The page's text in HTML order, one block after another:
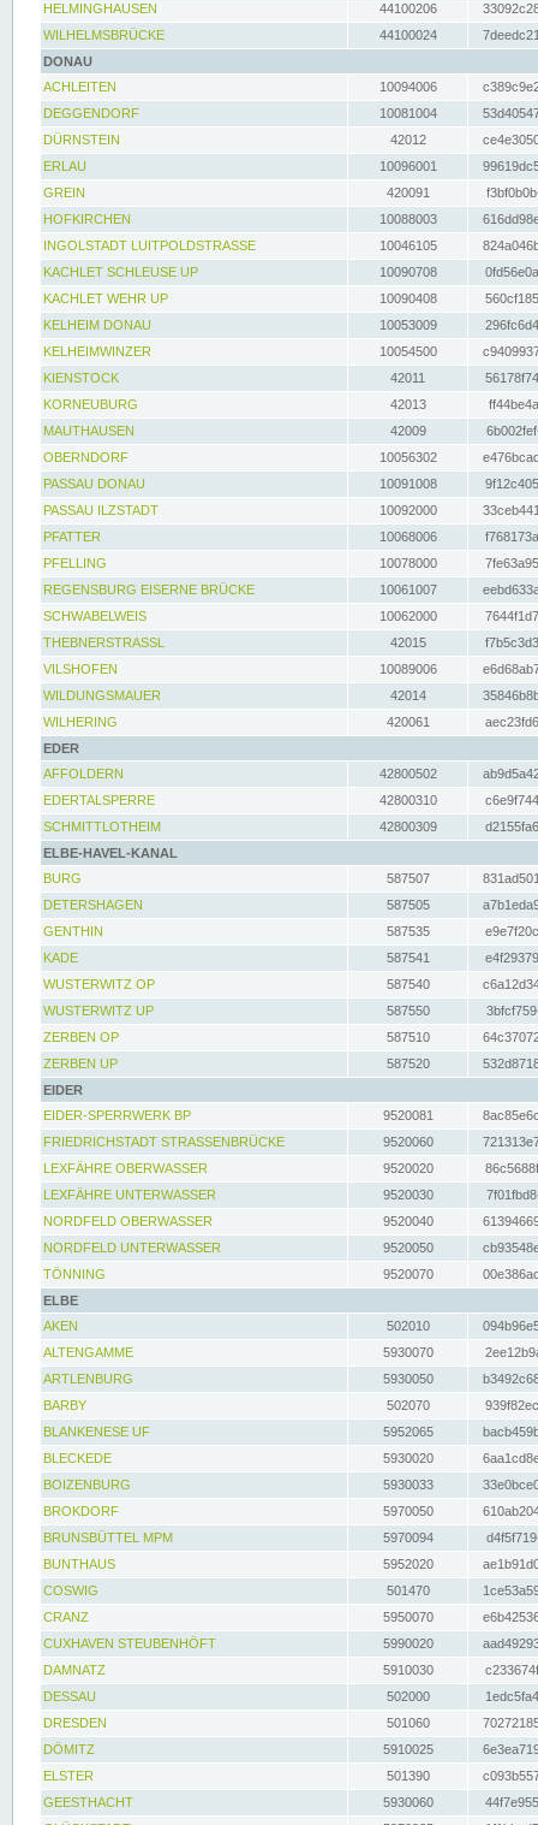
HELMINGHAUSEN
44100206
WILHELMSBRÜCKE
44100024
DONAU
ACHLEITEN
10094006
DEGGENDORF
10081004
DÜRNSTEIN
42012
ERLAU
10096001
GREIN
420091
HOFKIRCHEN
10088003
INGOLSTADT LUITPOLDSTRASSE
10046105
KACHLET SCHLEUSE UP
10090708
KACHLET WEHR UP
10090408
KELHEIM DONAU
10053009
KELHEIMWINZER
10054500
KIENSTOCK
42011
KORNEUBURG
42013
MAUTHAUSEN
42009
OBERNDORF
10056302
PASSAU DONAU
10091008
PASSAU ILZSTADT
10092000
PFATTER
10068006
PFELLING
10078000
REGENSBURG EISERNE BRÜCKE
10061007
SCHWABELWEIS
10062000
THEBNERSTRASSL
42015
VILSHOFEN
10089006
WILDUNGSMAUER
42014
WILHERING
420061
EDER
AFFOLDERN
42800502
EDERTALSPERRE
42800310
SCHMITTLOTHEIM
42800309
ELBE-HAVEL-KANAL
BURG
587507
DETERSHAGEN
587505
GENTHIN
587535
KADE
587541
WUSTERWITZ OP
587540
WUSTERWITZ UP
587550
ZERBEN OP
587510
ZERBEN UP
587520
EIDER
EIDER-SPERRWERK BP
9520081
FRIEDRICHSTADT STRASSENBRÜCKE
9520060
LEXFÄHRE OBERWASSER
9520020
LEXFÄHRE UNTERWASSER
9520030
NORDFELD OBERWASSER
9520040
NORDFELD UNTERWASSER
9520050
TÖNNING
9520070
ELBE
AKEN
502010
ALTENGAMME
5930070
ARTLENBURG
5930050
BARBY
502070
BLANKENESE UF
5952065
BLECKEDE
5930020
BOIZENBURG
5930033
BROKDORF
5970050
BRUNSBÜTTEL MPM
5970094
BUNTHAUS
5952020
COSWIG
501470
CRANZ
5950070
CUXHAVEN STEUBENHÖFT
5990020
DAMNATZ
5910030
DESSAU
502000
DRESDEN
501060
DÖMITZ
5910025
ELSTER
501390
GEESTHACHT
5930060